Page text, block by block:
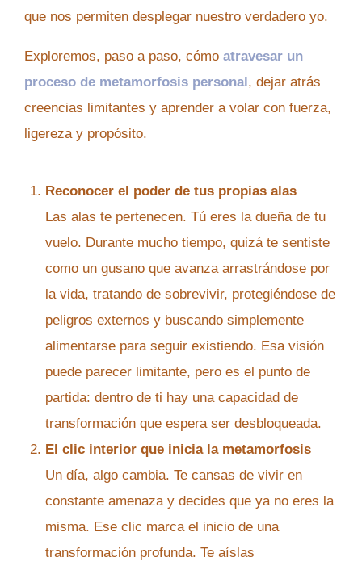
que nos permiten desplegar nuestro verdadero yo.
Exploremos, paso a paso, cómo atravesar un
proceso de metamorfosis personal , dejar atrás
creencias limitantes y aprender a volar con fuerza,
ligereza y propósito.
Reconocer el poder de tus propias alas
Las alas te pertenecen. Tú eres la dueña de tu
vuelo. Durante mucho tiempo, quizá te sentiste
como un gusano que avanza arrastrándose por
la vida, tratando de sobrevivir, protegiéndose de
peligros externos y buscando simplemente
alimentarse para seguir existiendo. Esa visión
puede parecer limitante, pero es el punto de
partida: dentro de ti hay una capacidad de
transformación que espera ser desbloqueada.
El clic interior que inicia la metamorfosis
Un día, algo cambia. Te cansas de vivir en
constante amenaza y decides que ya no eres la
misma. Ese clic marca el inicio de una
transformación profunda. Te aíslas